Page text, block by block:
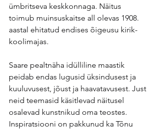
ümbritseva keskkonnaga. Näitus
toimub muinsuskaitse all olevas 1908.
aastal ehitatud endises õigeusu kirik-
koolimajas.
Saare pealtnäha idülliline maastik
peidab endas lugusid üksindusest ja
kuuluvusest, jõust ja haavatavusest. Just
neid teemasid käsitlevad näitusel
osalevad kunstnikud oma teostes.
Inspiratsiooni on pakkunud ka Tõnu